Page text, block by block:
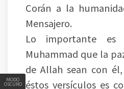
MODO
OSCURO
Corán a la
Mensajero.
Lo importante
Muhammad que la
de Allah sean con
éstos versículos es